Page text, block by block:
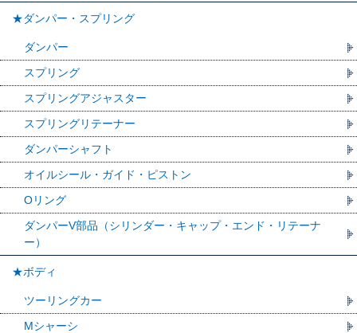
★ダンパー・スプリング
ダンパー
スプリング
スプリングアジャスター
スプリングリテーナー
ダンパーシャフト
オイルシール・ガイド・ピストン
Oリング
ダンパーV部品（シリンダー・キャップ・エンド・リテーナ
ー）
★ボディ
ツーリングカー
Mシャーシ